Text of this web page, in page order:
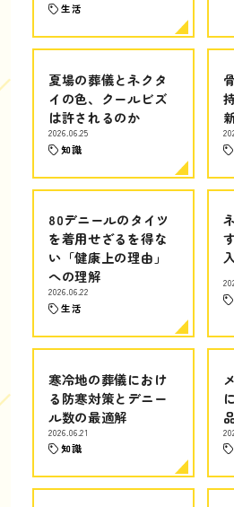
生活
夏場の葬儀とネクタ
イの色、クールビズ
は許されるのか
2026.06.25
知識
80デニールのタイツ
を着用せざるを得な
い「健康上の理由」
への理解
2026.06.22
生活
寒冷地の葬儀におけ
る防寒対策とデニー
ル数の最適解
2026.06.21
知識